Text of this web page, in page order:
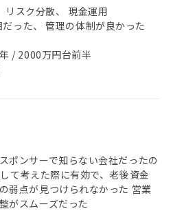
リスク分散、 現金運用
った、 管理の体制が良かった
/ 2000万円台前半
ポンサーで知らない会社だったの
て考えた際に有効で、老後資金
弱点が見つけられなかった 営業
がスムーズだった